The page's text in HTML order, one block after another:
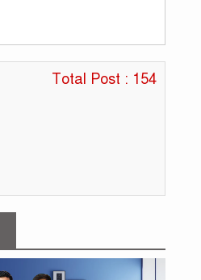
Total Post : 154